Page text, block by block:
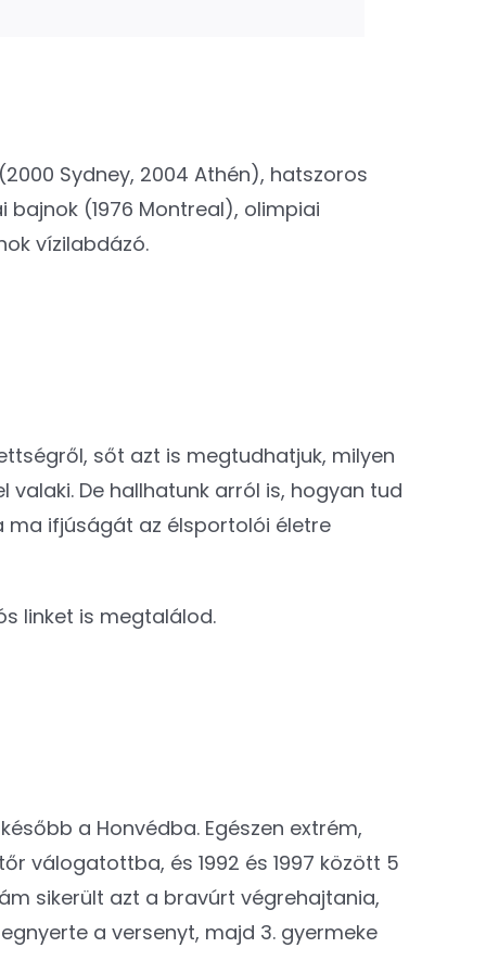
Sydney, 2004 Athén), hatszoros
bajnok (1976 Montreal), olimpiai
vízilabdázó.
sőt azt is megtudhatjuk, milyen
De hallhatunk arról is, hogyan tud
ma ifjúságát az élsportolói életre
linket is megtalálod.
a Honvédba. Egészen extrém,
válogatottba, és 1992 és 1997 között 5
sikerült azt a bravúrt végrehajtania,
a versenyt, majd 3. gyermeke